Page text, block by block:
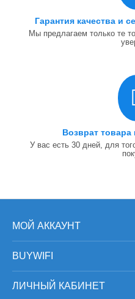
Гарантия качества и
Мы предлагаем только те
Возврат товара
У вас есть 30 дней, для
МОЙ АККАУНТ
BUYWIFI
ЛИЧНЫЙ КАБИНЕТ